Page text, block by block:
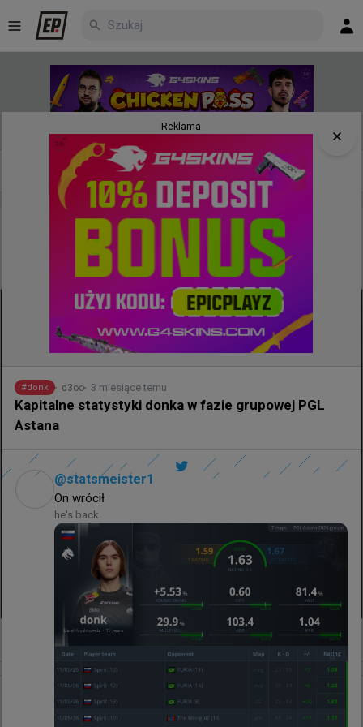
Nowe Najpopularniejsze Poczekalnia
TombStone 17 minut temu
Spory awans Apogee w rankingu VRS! Polacy w
najlepszej "50"
0
donk smurfuje na FACEIT. Konkurencja bez szans
Reklama
#donk d3oo 3 miesiące temu
Kapitalne statystyki donka w fazie grupowej PGL
Astana
@statsmeister1
On wrócił
he's back